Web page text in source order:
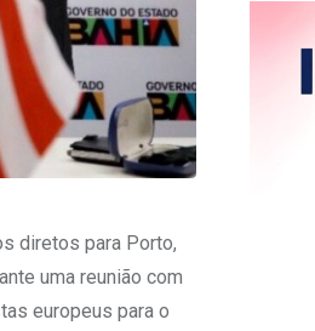
diretos para Porto,
uma reunião com
europeus para o